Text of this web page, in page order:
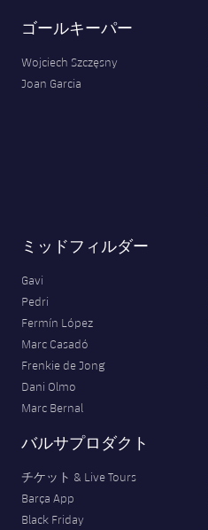
ゴールキーパー
Wojciech Szczęsny
Joan Garcia
ミッドフィルダー
Gavi
Pedri
Fermín López
Marc Casadó
Frenkie de Jong
Dani Olmo
Marc Bernal
バルサプロダクト
チケット & Live Tours
Barça App
Black Friday